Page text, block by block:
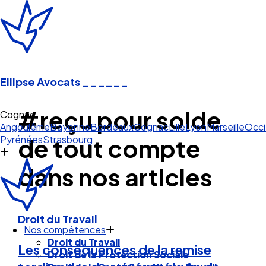
Ellipse Avocats
Cognac
AngoulêmeBayonneBordeauxCognacLilleLyonMarseille
PyrénéesStrasbourg
Nos compétences
Droit du Travail
Droit de la Protection Sociale
#reçu pour solde
de tout compte
dans nos articles
Droit du Travail
Les conséquences de la remise